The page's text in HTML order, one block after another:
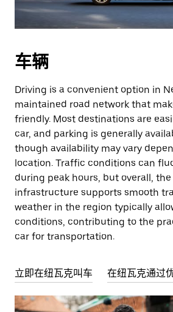
车辆
Driving is a convenient option in
maintained road network that
friendly. Most destinations are
car, and parking is generally
though availability may vary
location. Traffic conditions can
during peak hours, but overall, the
infrastructure supports smooth
weather in the region typically
conditions, contributing to the
car for transportation.
立即在纽瓦克叫车 在纽瓦克通过